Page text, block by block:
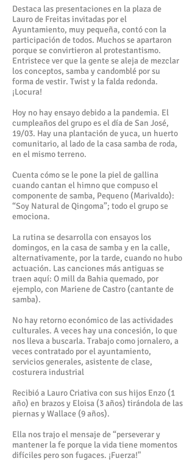
Destaca las presentaciones en la plaza de
Lauro de Freitas invitadas por el
Ayuntamiento, muy pequeña, contó con la
participación de todos. Muchos se apartaron
porque se convirtieron al protestantismo.
Entristece ver que la gente se aleja de mezclar
los conceptos, samba y candomblé por su
forma de vestir. Twist y la falda redonda.
¡Locura!
Hoy no hay ensayo debido a la pandemia. El
cumpleaños del grupo es el día de San José,
19/03. Hay una plantación de yuca, un huerto
comunitario, al lado de la casa samba de roda,
en el mismo terreno.
Cuenta cómo se le pone la piel de gallina
cuando cantan el himno que compuso el
componente de samba, Pequeno (Marivaldo):
“Soy Natural de Qingoma”; todo el grupo se
emociona.
La rutina se desarrolla con ensayos los
domingos, en la casa de samba y en la calle,
alternativamente, por la tarde, cuando no hubo
actuación. Las canciones más antiguas se
traen aquí: O mill da Bahia quemado, por
ejemplo, con Mariene de Castro (cantante de
samba).
No hay retorno económico de las actividades
culturales. A veces hay una concesión, lo que
nos lleva a buscarla. Trabajo como jornalero, a
veces contratado por el ayuntamiento,
servicios generales, asistente de clase,
costurera industrial
Recibió a Lauro Criativa con sus hijos Enzo (1
año) en brazos y Eloisa (3 años) tirándola de las
piernas y Wallace (9 años).
Ella nos trajo el mensaje de “perseverar y
mantener la fe porque la vida tiene momentos
difíciles pero son fugaces. ¡Fuerza!"